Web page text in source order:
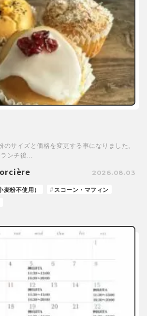
のサイズと価格を変更する事になりました。
ンチ後…
2026.08.03
麦粉不使用）
スコーン・マフィン